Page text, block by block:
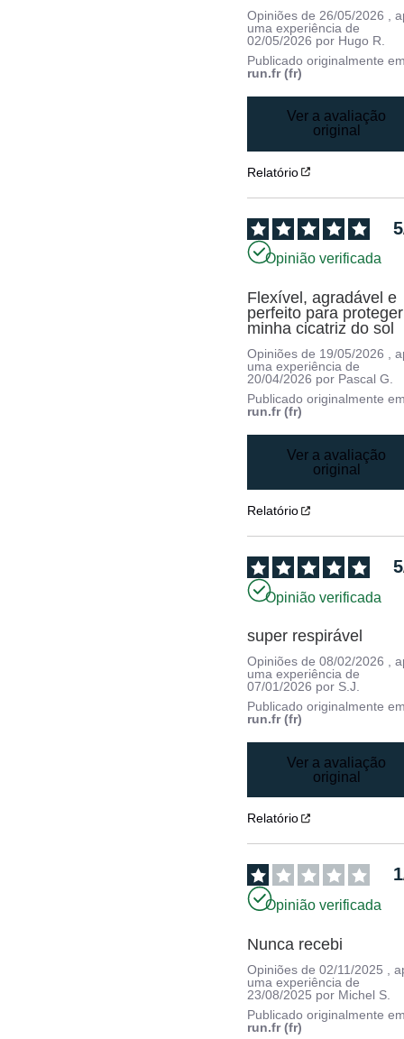
Opiniões de 26/05/2026
,
uma experiência de
02/05/2026 por Hugo R.
Publicado originalmente
run.fr (fr)
Ver a avaliação
original
Relatório
5
Opinião verificada
Flexível, agradável e
perfeito para
minha cicatriz do sol
Opiniões de 19/05/2026
,
uma experiência de
20/04/2026 por Pascal G.
Publicado originalmente
run.fr (fr)
Ver a avaliação
original
Relatório
5
Opinião verificada
super respirável
Opiniões de08/02/2026 ,
uma experiência de
07/01/2026 por S.J.
Publicado originalmente
run.fr (fr)
Ver a avaliação
original
Relatório
1
Opinião verificada
Nunca recebi
Opiniões de02/11/2025
,
uma experiência de
23/08/2025 por Michel S.
Publicado originalmente
run.fr (fr)